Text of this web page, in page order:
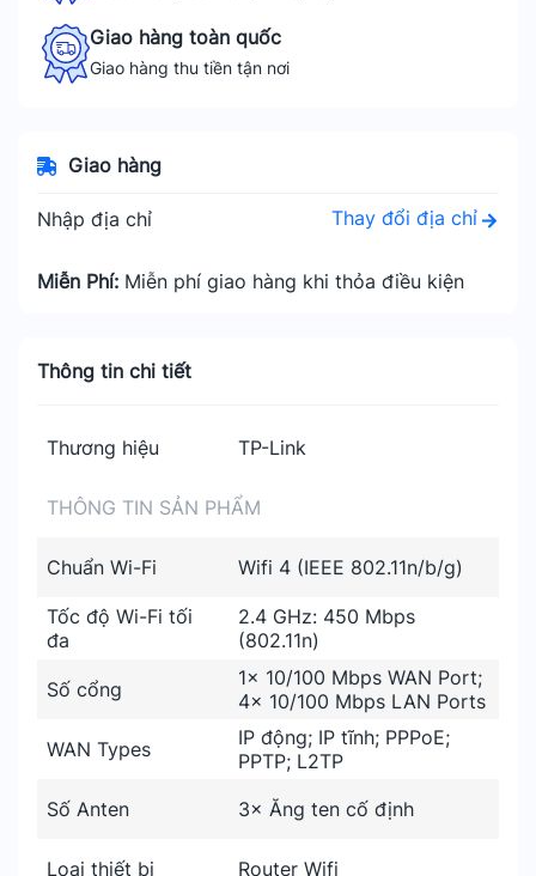
Giao hàng toàn quốc
Giao hàng thu tiền tận nơi
Giao hàng
Nhập địa chỉ Thay đổi địa chỉ
Miễn Phí: Miễn phí giao hàng khi thỏa điều kiện
Thông tin chi tiết
Thương hiệu TP-Link
THÔNG TIN SẢN PHẨM
Chuẩn Wi-Fi Wifi 4 (IEEE 802.11n/b/g)
Tốc độ Wi-Fi tối
đa
2.4 GHz: 450 Mbps
(802.11n)
Số cổng
1× 10/100 Mbps WAN Port;
4× 10/100 Mbps LAN Ports
WAN Types
IP động; IP tĩnh; PPPoE;
PPTP; L2TP
Số Anten
3× Ăng ten cố định
Loại thiết bị Router Wifi